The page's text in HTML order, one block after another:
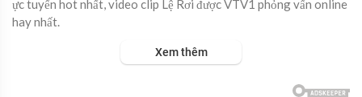
ực tuyến hot nhất, video clip Lệ Rơi được VTV1 phỏng vấn online
hay nhất.
Xem thêm